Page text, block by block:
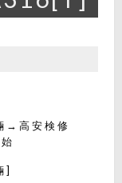
→高安検修
]